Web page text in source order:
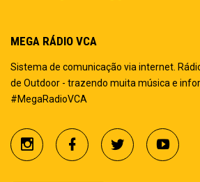
MEGA RÁDIO VCA
Sistema de comunicação via internet.
de Outdoor - trazendo muita música e
#MegaRadioVCA